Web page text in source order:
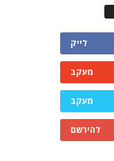
לייק
מעקב
מעקב
להירשם